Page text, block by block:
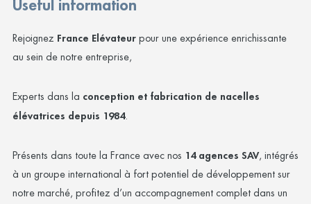
Useful information
Rejoignez France Elévateurpour une expérience enrichissante
au sein de notre entreprise,
Experts dans la conception et fabrication de nacelles
élévatrices depuis 1984.
Présents dans toute la France avec nos 14 agences SAV, intégrés
à un groupe international à fort potentiel de développement sur
notre marché, profitez d’un accompagnement complet dans un